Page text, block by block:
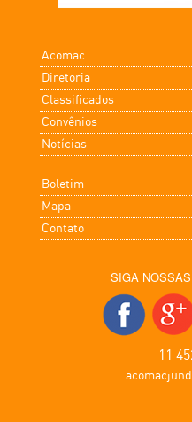
Acomac
Diretoria
Classificados
Convênios
Notícias
Boletim
Mapa
Contato
SIGA
11